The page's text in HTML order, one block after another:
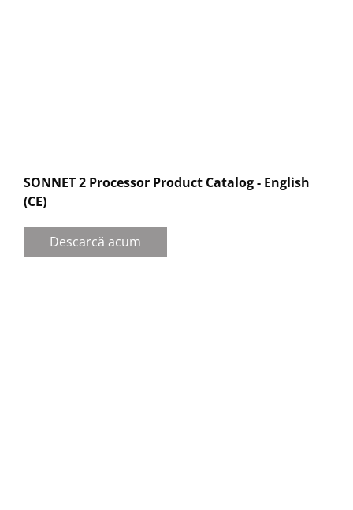
SONNET 2 Processor Product Catalog - English
(CE)
Descarcă acum